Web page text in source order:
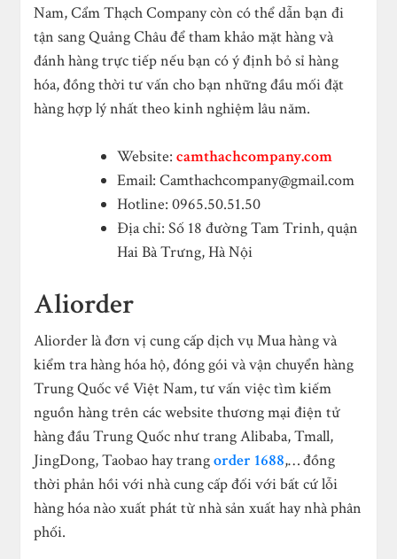
Nam, Cẩm Thạch Company còn có thể dẫn bạn đi
tận sang Quảng Châu để tham khảo mặt hàng và
đánh hàng trực tiếp nếu bạn có ý định bỏ sỉ hàng
hóa, đồng thời tư vấn cho bạn những đầu mối đặt
hàng hợp lý nhất theo kinh nghiệm lâu năm.
Website:camthachcompany.com
Email:Camthachcompany@gmail.com
Hotline: 0965.50.51.50
Địa chỉ: Số 18 đường Tam Trinh, quận
Hai Bà Trưng, Hà Nội
Aliorder
Aliorder là đơn vị cung cấp dịch vụ Mua hàng và
kiểm tra hàng hóa hộ, đóng gói và vận chuyển hàng
Trung Quốc về Việt Nam, tư vấn việc tìm kiếm
nguồn hàng trên các website thương mại điện tử
hàng đầu Trung Quốc như trang Alibaba, Tmall,
JingDong, Taobao hay trangorder 1688,… đồng
thời phản hồi với nhà cung cấp đối với bất cứ lỗi
hàng hóa nào xuất phát từ nhà sản xuất hay nhà phân
phối.